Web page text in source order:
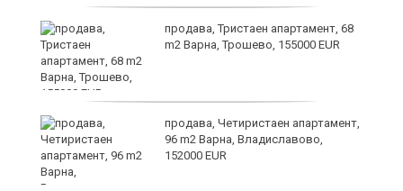
продава, Тристаен апартамент, 68
m2 Варна, Трошево, 155000 EUR
продава, Четиристаен апартамент,
96 m2 Варна, Владиславово,
152000 EUR